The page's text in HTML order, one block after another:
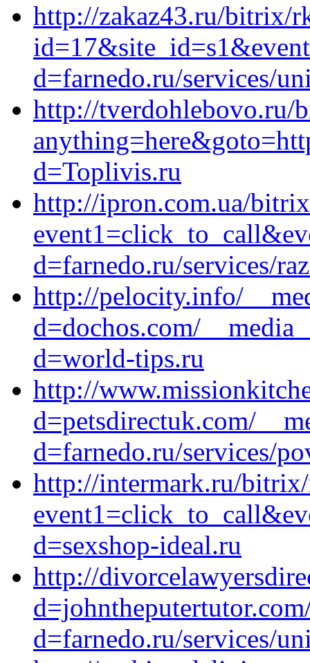
http://zakaz43.ru/bitrix/
d=farnedo.ru/services/
http://tverdohlebovo.ru/
d=Toplivis.ru
http://ipron.com.ua/
d=farnedo.ru/services/
http://pelocity.info/
d=dochos.com/
d=world-tips.ru
http://
d=petsdirectuk.com/
d=farnedo.ru/services/
http://intermark.ru/
d=sexshop-ideal.ru
http://
d=farnedo.ru/services/